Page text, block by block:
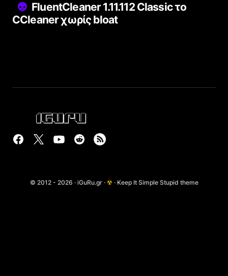
FluentCleaner 1.11.112 Classic το
CCleaner χωρίς bloat
© 2012 - 2026 · iGuRu.gr · ☢ · Keep It Simple Stupid theme